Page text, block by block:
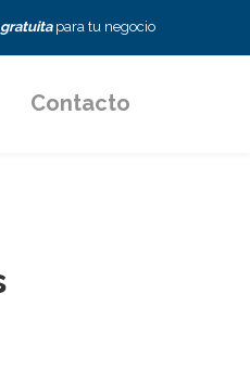
para tu negocio
Contacto